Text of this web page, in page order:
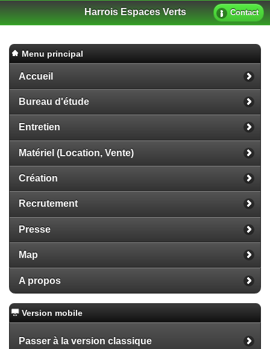
Harrois Espaces Verts Contact
Menu principal
Accueil
Bureau d'étude
Entretien
Matériel (Location, Vente)
Création
Recrutement
Presse
Map
A propos
Version mobile
Passer à la version classique